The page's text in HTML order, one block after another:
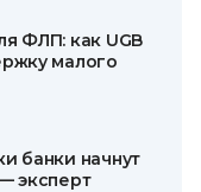
ФЛП: как UGB
малого
банки начнут
эксперт